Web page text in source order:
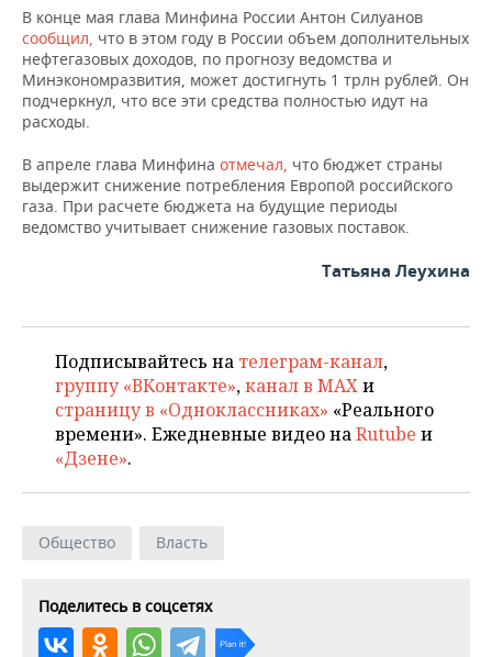
НЕФТЬ
ОПК
ЭНЕРГЕТИКА
РОЗНИЧНАЯ ТОРГОВЛЯ
ТРАНСПОРТ
УСЛУГИ
НОВОСТИ ТЕХНОЛОГИЙ
IT
МЕДИА
ТЕЛЕКОММУНИКАЦИИ
МЕРОПРИЯТИЯ
НОВОСТИ МЕРОПРИЯТИЙ
ВЫЕЗДНАЯ РЕДАКЦИЯ
БИЗНЕС-БРАНЧИ
ONLINE-КОНФЕРЕНЦИИ
СПОРТ
НОВОСТИ СПОРТА
ФУТБОЛ
ХОККЕЙ
КИБЕРСПОРТ
ФИГУРНОЕ КАТАНИЕ
ВОДНЫЕ ВИДЫ СПОРТА
ОБЩЕСТВО
НОВОСТИ ОБЩЕСТВА
ВЛАСТЬ
КУЛЬТУРА
МЕДИЦИНА
ОБРАЗОВАНИЕ
ФОТОГАЛЕРЕЯ
СЮЖЕТЫ
СПИСОК КОМПАНИЙ
В конце мая глава Минфина России Антон Силуанов
сообщил, что в этом году в России объем дополнительных
нефтегазовых доходов, по прогнозу ведомства и
Минэкономразвития, может достигнуть 1 трлн рублей. Он
подчеркнул, что все эти средства полностью идут на
расходы.
В апреле глава Минфина отмечал, что бюджет страны
выдержит снижение потребления Европой российского
газа. При расчете бюджета на будущие периоды
ведомство учитывает снижение газовых поставок.
Татьяна Леухина
Подписывайтесь на телеграм-канал,
группу «ВКонтакте»,канал в MAXи
страницу в «Одноклассниках» «Реального
времени». Ежедневные видео наRutube и
«Дзене».
Общество Власть
Поделитесь в соцсетях